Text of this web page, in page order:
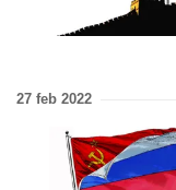
27 feb 2022